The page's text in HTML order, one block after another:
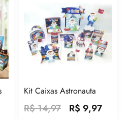
Kit Caixas Astronauta
R$14,97 R$ 9,97